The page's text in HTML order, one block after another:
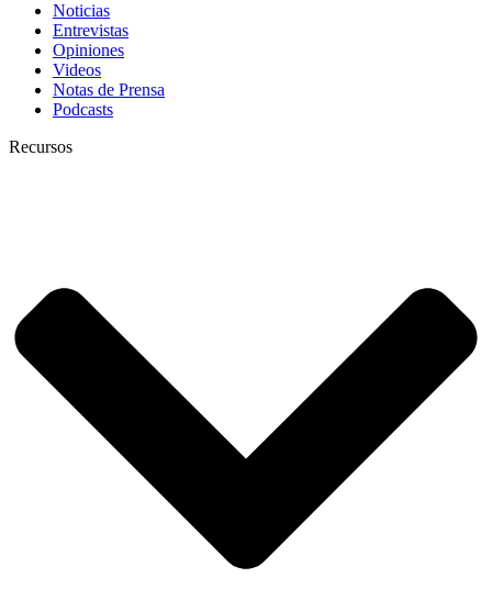
Noticias
Entrevistas
Opiniones
Videos
Notas de Prensa
Podcasts
Recursos